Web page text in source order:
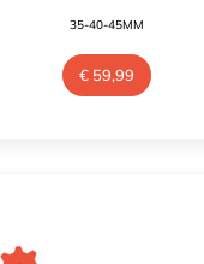
35-40-45MM
€59,99